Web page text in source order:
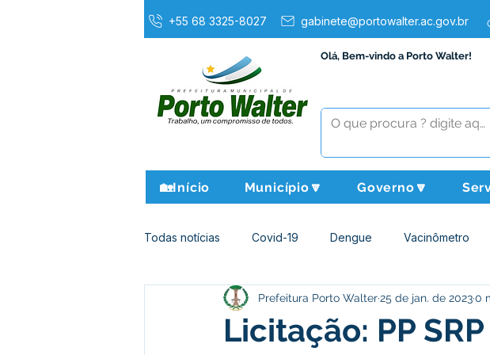
+55 68 3325-8027 gabinete@portowalter.ac.gov.br
Olá, Bem-vindo a Porto Walter!
🏡Início Município🔽 Governo🔽
Todas notícias Covid-19 Dengue Vacinômetro
Agricultura e Meio Ambiente Assistência Social
Licitação: PP
Prefeitura Porto Walter25 de jan. de 20230